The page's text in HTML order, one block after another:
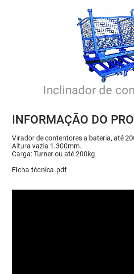
Inclinador de
INFORMAÇÃO DO
Virador de contentores a bateria, até
Altura vazia 1.300mm.
Carga: Turner ou até 200kg
Ficha técnica.pdf